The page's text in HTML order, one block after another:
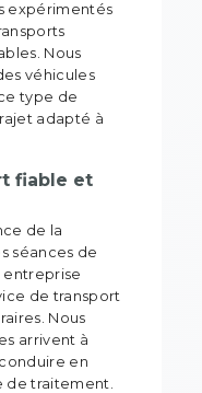
expérimentés
Nous
véhicules
type de
adapté à
fiable et
de la
séances de
entreprise
de transport
Nous
arrivent à
en
de traitement.